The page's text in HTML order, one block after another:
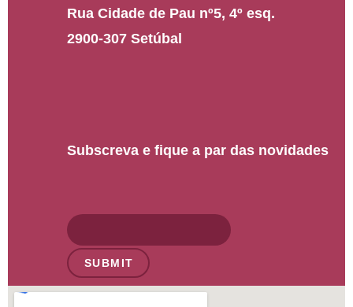
Rua Cidade de Pau nº5, 4º esq.
2900-307 Setúbal
Subscreva e fique a par das novidades